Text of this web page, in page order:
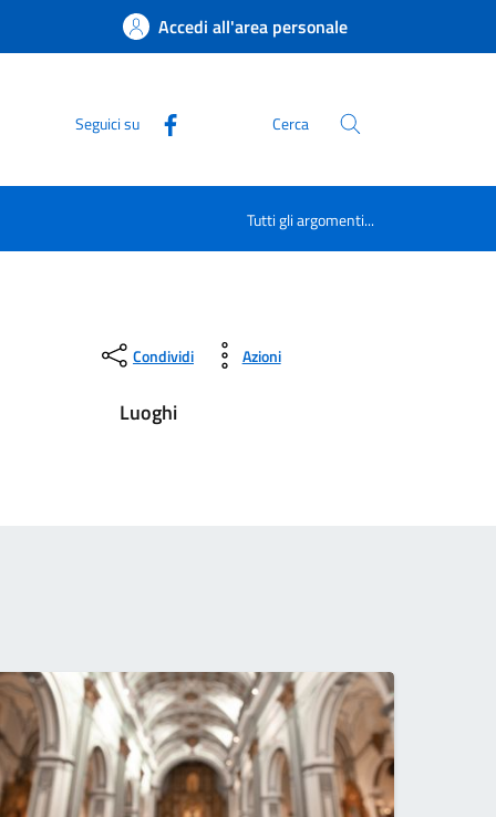
Accedi all'area personale
Seguici su Cerca
Tutti gli argomenti...
Condividi Azioni
Luoghi